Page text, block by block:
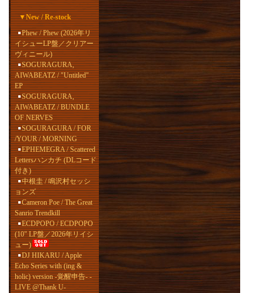
▼New / Re-stock
Phew / Phew (2026年リ
イシューLP盤／クリアー
ヴィニール)
SOGURAGURA,
AIWABEATZ / "Untitled"
EP
SOGURAGURA,
AIWABEATZ / BUNDLE
OF NERVES
SOGURAGURA / FOR
/YOUR / MORNING
EPHEMEGRA / Scattered
Lettersハンカチ (DLコード
付き)
中根圭 / 鳴沢村セッシ
ョンズ
Cameron Poe / The Great
Sanrio Trendkill
ECDPOPO / ECDPOPO
(10" LP盤／2026年リイシ
ュー)
DJ HIKARU / Apple
Echo Series with (ing &
holic) version -覚醒申告- -
LIVE @Thank U-